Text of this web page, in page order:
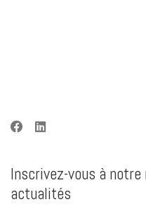
Inscrivez-vous à
actualités